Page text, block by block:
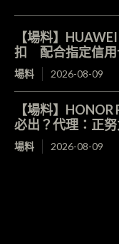
【場料】
扣 配合指定信用
場料 2026-08-09
【場料】
必出？代理：正
場料 2026-08-09